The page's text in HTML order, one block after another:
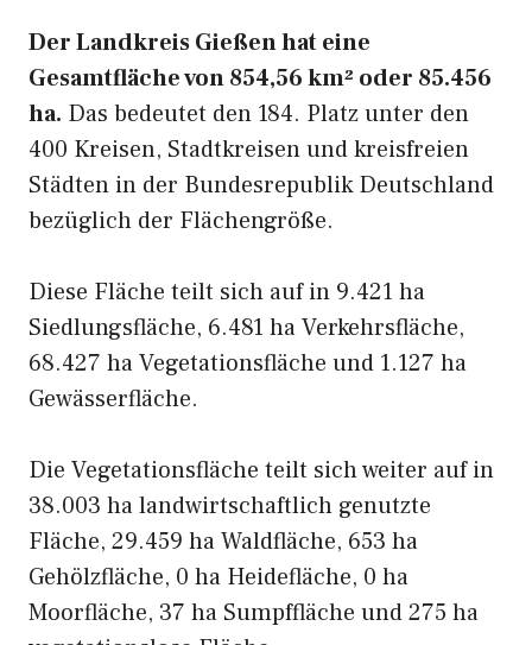
Der Landkreis Gießen hat eine
Gesamtfläche von 854,56 km² oder 85.456
ha. Das bedeutet den 184. Platz unter den
400 Kreisen, Stadtkreisen und kreisfreien
Städten in der Bundesrepublik Deutschland
bezüglich der Flächengröße.
Diese Fläche teilt sich auf in 9.421 ha
Siedlungsfläche, 6.481 ha Verkehrsfläche,
68.427 ha Vegetationsfläche und 1.127 ha
Gewässerfläche.
Die Vegetationsfläche teilt sich weiter auf in
38.003 ha landwirtschaftlich genutzte
Fläche, 29.459 ha Waldfläche, 653 ha
Gehölzfläche, 0 ha Heidefläche, 0 ha
Moorfläche, 37 ha Sumpffläche und 275 ha